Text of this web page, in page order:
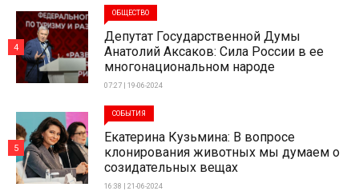
ОБЩЕСТВО
Депутат Государственной Думы
Анатолий Аксаков: Сила России в ее
многонациональном народе
07:27 | 19-06-2024
4
СОБЫТИЯ
Екатерина Кузьмина: В вопросе
клонирования животных мы думаем о
созидательных вещах
16:38 | 21-06-2024
5